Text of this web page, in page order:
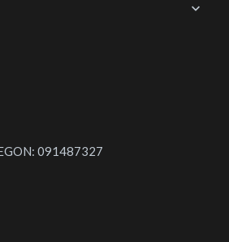

091487327